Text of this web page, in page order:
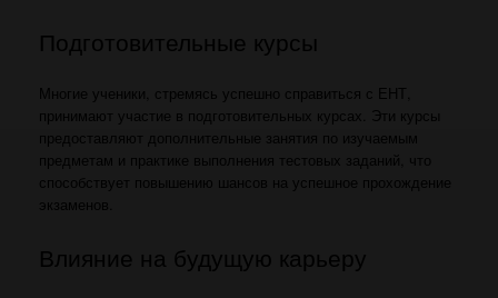
Подготовительные курсы
Многие ученики, стремясь успешно справиться с ЕНТ,
принимают участие в подготовительных курсах. Эти курсы
предоставляют дополнительные занятия по изучаемым
предметам и практике выполнения тестовых заданий, что
способствует повышению шансов на успешное прохождение
экзаменов.
Влияние на будущую карьеру